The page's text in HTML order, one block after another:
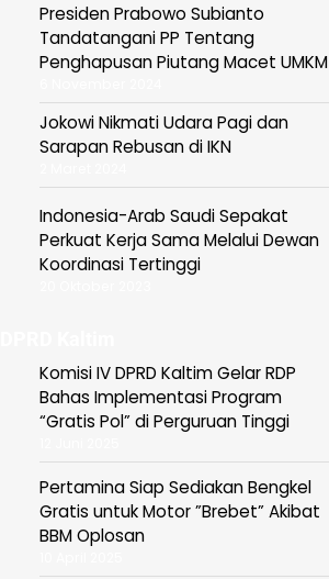
Presiden Prabowo Subianto
Tandatangani PP Tentang
Penghapusan Piutang Macet UMKM
Jokowi Nikmati Udara Pagi dan
Sarapan Rebusan di IKN
Indonesia-Arab Saudi Sepakat
Perkuat Kerja Sama Melalui Dewan
Koordinasi Tertinggi
Komisi IV DPRD Kaltim Gelar RDP
Bahas Implementasi Program
“Gratis Pol” di Perguruan Tinggi
Pertamina Siap Sediakan Bengkel
Gratis untuk Motor ”Brebet” Akibat
BBM Oplosan